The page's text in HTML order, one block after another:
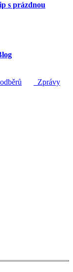
s prázdnou
Zprávy